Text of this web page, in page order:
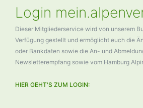
Login
Dieser Mitgliederservice wird von unserem
Verfügung gestellt und ermöglicht euch die
oder Bankdaten sowie die An- und
Newsletterempfang sowie vom Hamburg
HIER GEHT'S ZUM LOGIN: